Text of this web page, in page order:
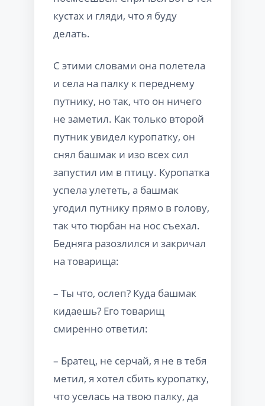
кустах и гляди, что я буду
делать.
С этими словами она полетела
и села на палку к переднему
путнику, но так, что он ничего
не заметил. Как только второй
путник увидел куропатку, он
снял башмак и изо всех сил
запустил им в птицу. Куропатка
успела улететь, а башмак
угодил путнику прямо в голову,
так что тюрбан на нос съехал.
Бедняга разозлился и закричал
на товарища:
– Ты что, ослеп? Куда башмак
кидаешь? Его товарищ
смиренно ответил:
– Братец, не серчай, я не в тебя
метил, я хотел сбить куропатку,
что уселась на твою палку, да